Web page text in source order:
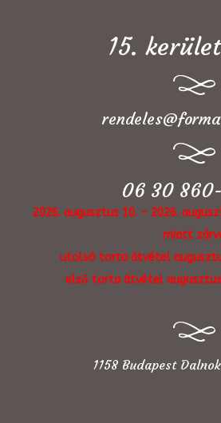
15.
06 30
2026. augusztus 10. - 2026.
miatt
utolsó torta átvétel
első torta átvétel
1158 Budapest